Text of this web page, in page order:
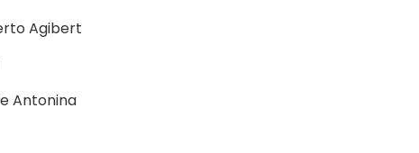
Agibert
Antonina